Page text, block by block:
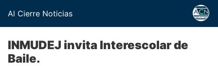
Al Cierre Noticias
INMUDEJ invita Interescolar de
Baile.